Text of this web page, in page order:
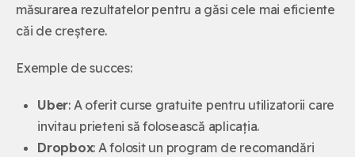
măsurarea rezultatelor pentru a găsi cele mai eficiente
căi de creștere.
Exemple de succes:
Uber: A oferit curse gratuite pentru utilizatorii care
invitau prieteni să folosească aplicația.
Dropbox: A folosit un program de recomandări